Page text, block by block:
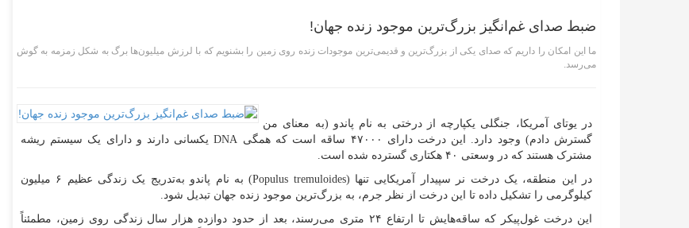
ضبط صدای غم‌انگیز بزرگ‌ترین موجود زنده جهان!
ما این امکان را داریم که صدای یکی از بزرگ‌ترین و قدیمی‌ترین موجودات زنده روی زمین را بشنویم که با لرزش میلیون‌ها برگ به شکل زمزمه به گوش
می‌رسد.
در یوتای آمریکا، جنگلی یکپارچه از درختی به نام پاندو (به معنای من
گسترش دادم) وجود دارد. این درخت دارای ۴۷۰۰۰ ساقه است که همگی DNA یکسانی دارند و دارای یک سیستم ریشه
مشترک هستند که در وسعتی ۴۰ هکتاری گسترده شده است.
در این منطقه، یک درخت نر سپیدار آمریکایی تنها (Populus tremuloides) به نام پاندو به‌تدریج یک زندگی عظیم ۶ میلیون
کیلوگرمی را تشکیل داده تا این درخت از نظر جرم، به بزرگ‌ترین موجود زنده جهان تبدیل شود.
این درخت غول‌پیکر که ساقه‌هایش تا ارتفاع ۲۴ متری می‌رسند، بعد از حدود دوازده هزار سال زندگی روی زمین، مطمئناً